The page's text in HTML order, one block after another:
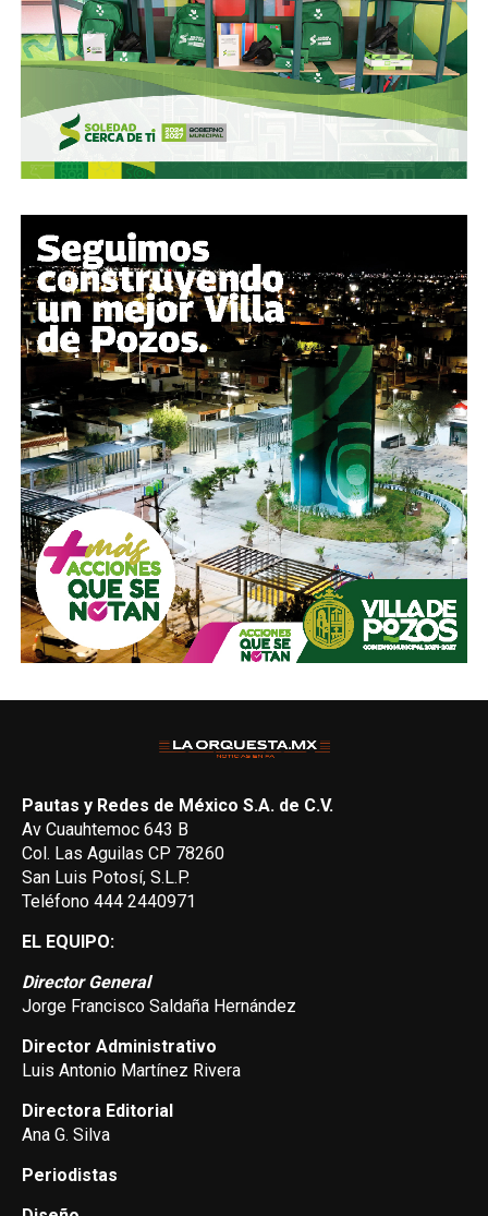
Pautas y Redes de México S.A. de C.V.
Av Cuauhtemoc 643 B
Col. Las Aguilas CP 78260
San Luis Potosí, S.L.P.
Teléfono 444 2440971
EL EQUIPO:
Director General
Jorge Francisco Saldaña Hernández
Director Administrativo
Luis Antonio Martínez Rivera
Directora Editorial
Ana G. Silva
Periodistas